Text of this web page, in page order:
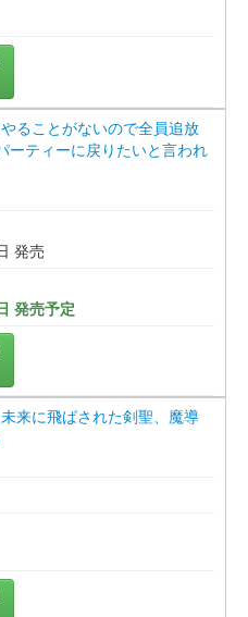
ることがないので全員追放
ティーに戻りたいと言われ
発売
発売予定
来に飛ばされた剣聖、魔導